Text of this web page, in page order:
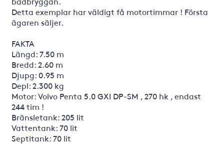
Detta exemplar har väldigt få motortimmar ! Första
ägaren säljer.
FAKTA
Längd: 7.50 m
Bredd: 2.60 m
Djupg: 0.95 m
Depl: 2.300 kg
Motor: Volvo Penta 5.0 GXI DP-SM , 270 hk , endast
244 tim !
Bränsletank: 205 lit
Vattentank: 70 lit
Septitank: 70 lit